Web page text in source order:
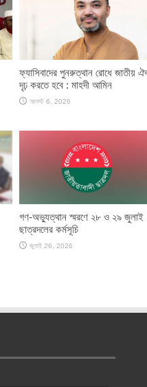
ফ্যাসিবাদের পুনরুত্থান রোধে জাতীয়
দৃঢ় করতে হবে : মাহদী আমিন
আগস্ট 6, 2026
গণ-অভ্যুত্থান স্মরণে ২৮ ও ২৯ জুলাই
ছাত্রদলের কর্মসূচি
জুলাই 26, 2026